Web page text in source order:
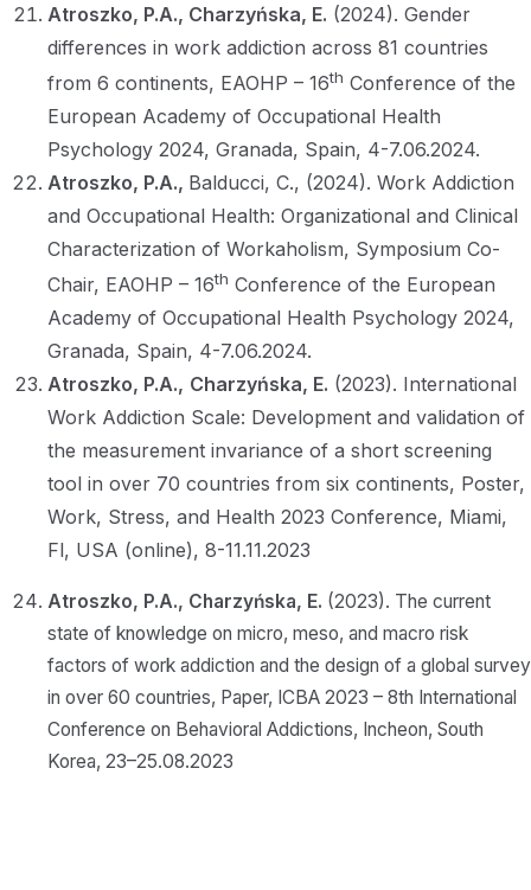
Atroszko, P.A., Charzyńska, E. (2024). Gender
differences in work addiction across 81 countries
from 6 continents, EAOHP – 16th Conference of the
European Academy of Occupational Health
Psychology 2024, Granada, Spain, 4-7.06.2024.
Atroszko, P.A., Balducci, C., (2024). Work Addiction
and Occupational Health: Organizational and Clinical
Characterization of Workaholism, Symposium Co-
Chair, EAOHP – 16th Conference of the European
Academy of Occupational Health Psychology 2024,
Granada, Spain, 4-7.06.2024.
Atroszko, P.A., Charzyńska, E. (2023). International
Work Addiction Scale: Development and validation of
the measurement invariance of a short screening
tool in over 70 countries from six continents, Poster,
Work, Stress, and Health 2023 Conference, Miami,
Fl, USA (online), 8-11.11.2023
Atroszko, P.A., Charzyńska, E. (2023). The current
state of knowledge on micro, meso, and macro risk
factors of work addiction and the design of a global survey
in over 60 countries, Paper, ICBA 2023 – 8th International
Conference on Behavioral Addictions, Incheon, South
Korea, 23–25.08.2023